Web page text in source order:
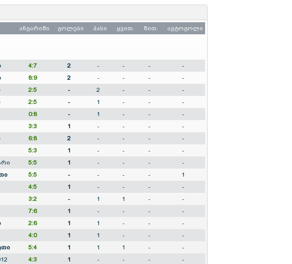
ანგარიში გოლები პასი ყვით. წით. ავტოგოლი
4:7 2 - - -
-
8:9 2 - - -
-
2:5 - 2 - -
-
2:5 - 1 - -
-
0:8 - 1 - -
-
3:3 1 - - -
-
6:8 2 - - -
-
5:3 1 - - -
-
5:5 1 - - -
-
5:5 - - - -
1
4:5 1 - - -
-
3:2 - 1 1 -
-
7:6 1 - - -
-
2:6 1 1 - -
-
4:0 1 1 - -
-
5:4 1 1 1 -
-
4:3 1 - - - -